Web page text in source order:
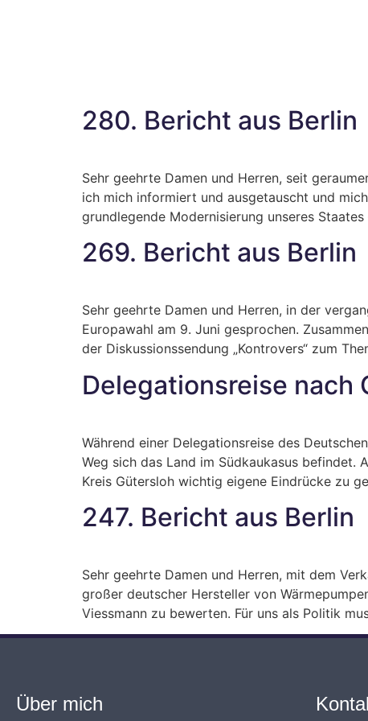
280. Bericht aus Berlin
Sehr geehrte Damen und Herren, seit
ich mich informiert und ausgetauscht und
grundlegende Modernisierung unseres
269. Bericht aus Berlin
Sehr geehrte Damen und Herren, in der
Europawahl am 9. Juni gesprochen.
der Diskussionssendung „Kontrovers“ zum
Delegationsreise nach
Während einer Delegationsreise des
Weg sich das Land im Südkaukasus
Kreis Gütersloh wichtig eigene Eindrücke zu
247. Bericht aus Berlin
Sehr geehrte Damen und Herren, mit dem
großer deutscher Hersteller von
Viessmann zu bewerten. Für uns als Politik
Über mich